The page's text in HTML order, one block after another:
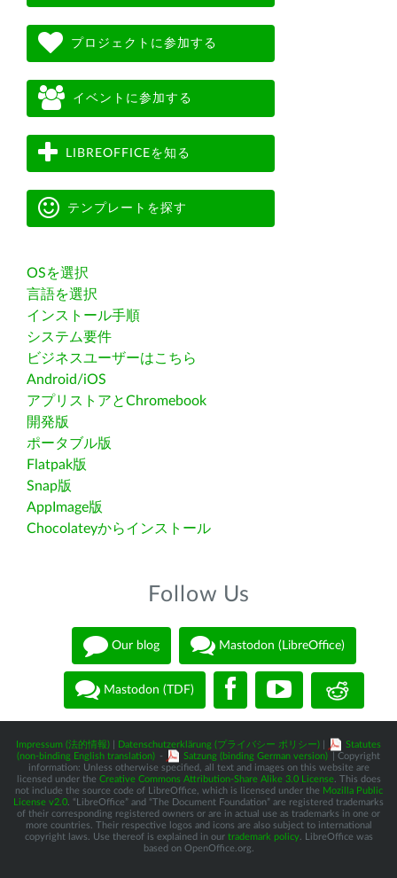
プロジェクトに参加する
イベントに参加する
LIBREOFFICEを知る
テンプレートを探す
OSを選択
言語を選択
インストール手順
システム要件
ビジネスユーザーはこちら
Android/iOS
アプリストアとChromebook
開発版
ポータブル版
Flatpak版
Snap版
AppImage版
Chocolateyからインストール
Follow Us
Our blog Mastodon (LibreOffice)
Mastodon (TDF)
Impressum (法的情報) Datenschutzerklärung (プライバシー ポリシー)
Statutes
(non-binding English translation) - Satzung (binding German version)
| Copyright
information: Unless otherwise specified, all text and images on this website are
licensed under the Creative Commons Attribution-Share Alike 3.0 License. This does
not include the source code of LibreOffice, which is licensed under the Mozilla Public
License v2.0 . “LibreOffice” and “The Document Foundation” are registered trademarks
of their corresponding registered owners or are in actual use as trademarks in one or
more countries. Their respective logos and icons are also subject to international
copyright laws. Use thereof is explained in our trademark policy. LibreOffice was
based on OpenOffice.org.